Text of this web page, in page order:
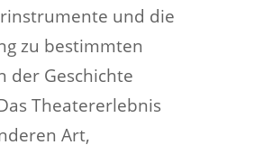
und die
zu bestimmten
der Geschichte
Theatererlebnis
Art,